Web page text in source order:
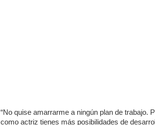
“No quise amarrarme a ningún plan de trabajo.
como actriz tienes más posibilidades de